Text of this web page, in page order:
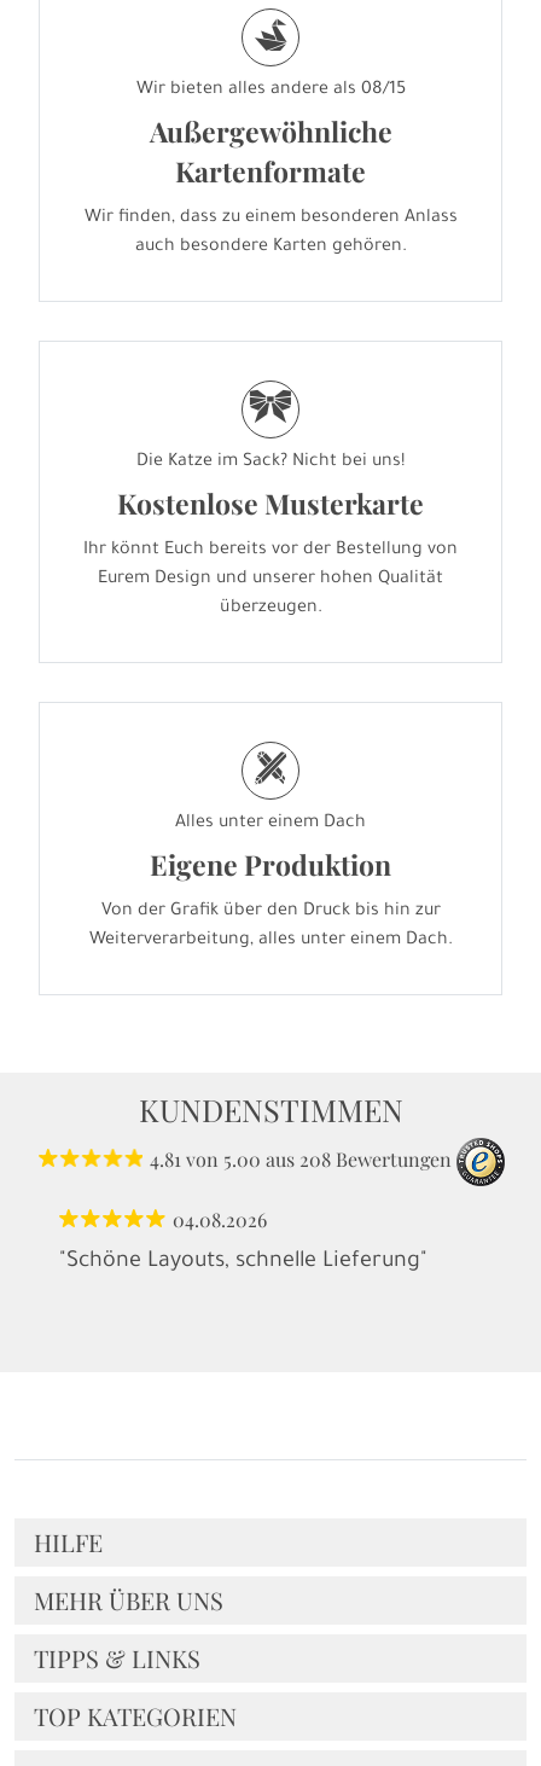
s
Wir bieten alles andere als 08/15
Außergewöhnliche
Kartenformate
Wir finden, dass zu einem besonderen Anlass
auch besondere Karten gehören.
r
Die Katze im Sack? Nicht bei uns!
Kostenlose Musterkarte
Ihr könnt Euch bereits vor der Bestellung von
Eurem Design und unserer hohen Qualität
überzeugen.
h
Alles unter einem Dach
Eigene Produktion
Von der Grafik über den Druck bis hin zur
Weiterverarbeitung, alles unter einem Dach.
KUNDENSTIMMEN
4.81von 5.00 aus 208 Bewertungen
04.08.2026
"Schöne Layouts, schnelle Lieferung"
HILFE
MEHR ÜBER UNS
TIPPS & LINKS
TOP KATEGORIEN